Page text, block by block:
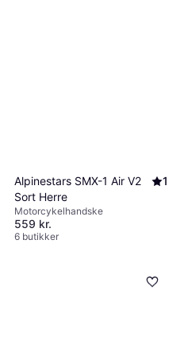
Alpinestars SMX-1 Air V2
Sort Herre
1
Motorcykelhandske
559 kr.
6 butikker